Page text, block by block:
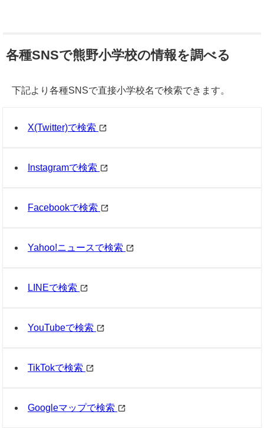
各種SNSで熊野小学校の情報を調べる
下記より各種SNSで直接小学校名で検索できます。
X(Twitter)で検索
Instagramで検索
Facebookで検索
Yahoo!ニュースで検索
LINEで検索
YouTubeで検索
TikTokで検索
Googleマップで検索